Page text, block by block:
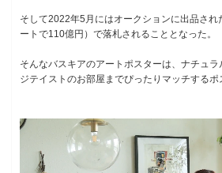
そして2022年5月にはオークションに出品さ
ートで110億円）で落札されることとなった。
そんなバスキアのアートポスターは、ナチュ
ジテイストのお部屋までぴったりマッチするポ